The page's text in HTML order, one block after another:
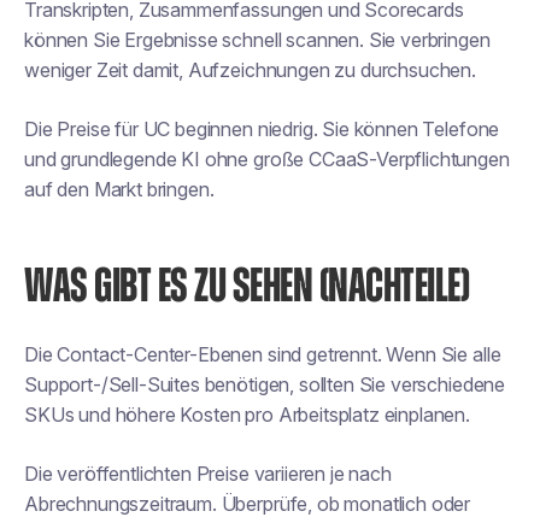
Transkripten, Zusammenfassungen und Scorecards
können Sie Ergebnisse schnell scannen. Sie verbringen
weniger Zeit damit, Aufzeichnungen zu durchsuchen.
Die Preise für UC beginnen niedrig. Sie können Telefone
und grundlegende KI ohne große CCaaS-Verpflichtungen
auf den Markt bringen.
WAS GIBT ES ZU SEHEN (NACHTEILE)
Die Contact-Center-Ebenen sind getrennt. Wenn Sie alle
Support-/Sell-Suites benötigen, sollten Sie verschiedene
SKUs und höhere Kosten pro Arbeitsplatz einplanen.
Die veröffentlichten Preise variieren je nach
Abrechnungszeitraum. Überprüfe, ob monatlich oder